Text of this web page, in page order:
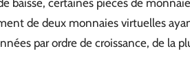
baisse, certaines pièces de
de deux monnaies virtuelles
par ordre de croissance, de la